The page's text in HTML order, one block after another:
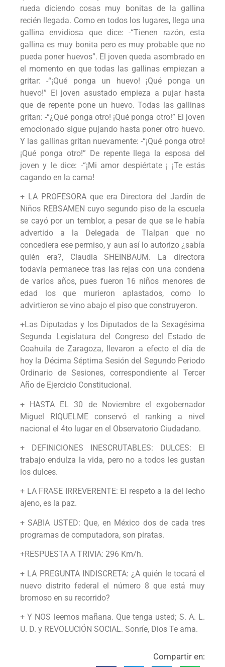
rueda diciendo cosas muy bonitas de la gallina
recién llegada. Como en todos los lugares, llega una
gallina envidiosa que dice: -“Tienen razón, esta
gallina es muy bonita pero es muy probable que no
pueda poner huevos”. El joven queda asombrado en
el momento en que todas las gallinas empiezan a
gritar: -“¡Qué ponga un huevo! ¡Qué ponga un
huevo!” El joven asustado empieza a pujar hasta
que de repente pone un huevo. Todas las gallinas
gritan: -“¿Qué ponga otro! ¡Qué ponga otro!” El joven
emocionado sigue pujando hasta poner otro huevo.
Y las gallinas gritan nuevamente: -“¡Qué ponga otro!
¡Qué ponga otro!” De repente llega la esposa del
joven y le dice: -“¡Mi amor despiértate ¡ ¡Te estás
cagando en la cama!
+ LA PROFESORA que era Directora del Jardín de
Niños REBSAMEN cuyo segundo piso de la escuela
se cayó por un temblor, a pesar de que se le había
advertido a la Delegada de Tlalpan que no
concediera ese permiso, y aun así lo autorizo ¿sabía
quién era?, Claudia SHEINBAUM. La directora
todavía permanece tras las rejas con una condena
de varios años, pues fueron 16 niños menores de
edad los que murieron aplastados, como lo
advirtieron se vino abajo el piso que construyeron.
+Las Diputadas y los Diputados de la Sexagésima
Segunda Legislatura del Congreso del Estado de
Coahuila de Zaragoza, llevaron a efecto el día de
hoy la Décima Séptima Sesión del Segundo Periodo
Ordinario de Sesiones, correspondiente al Tercer
Año de Ejercicio Constitucional.
+ HASTA EL 30 de Noviembre el exgobernador
Miguel RIQUELME conservó el ranking a nivel
nacional el 4to lugar en el Observatorio Ciudadano.
+ DEFINICIONES INESCRUTABLES: DULCES: El
trabajo endulza la vida, pero no a todos les gustan
los dulces.
+ LA FRASE IRREVERENTE: El respeto a la del lecho
ajeno, es la paz.
+ SABIA USTED: Que, en México dos de cada tres
programas de computadora, son piratas.
+RESPUESTA A TRIVIA: 296 Km/h.
+ LA PREGUNTA INDISCRETA: ¿A quién le tocará el
nuevo distrito federal el número 8 que está muy
bromoso en su recorrido?
+ Y NOS leemos mañana. Que tenga usted; S. A. L.
U. D. y REVOLUCIÓN SOCIAL. Sonríe, Dios Te ama.
Compartir en: